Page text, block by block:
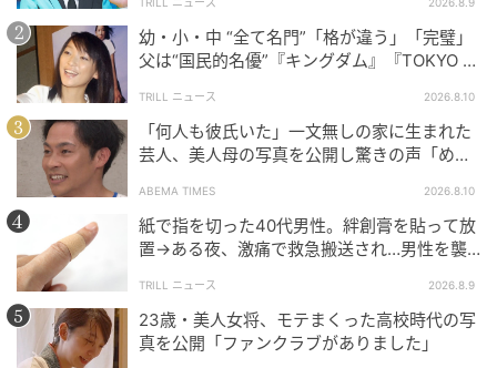
michill
今回のこだわりポイントはベルトデザイン。バックル
の形状や正面の絶妙な曲線まで作り込まれていて、
「持つだけでこなれて見える」をそのまま体現したよ
うな一品です。
幼・小・中 “全て名門”「格が違う」「完璧」
父は“国民的名優”『キングダム』『TOKYO M
TRILL ニュース 2026.8.10
「何人も彼氏いた」一文無しの家に生まれた
芸人、美人母の写真を公開し驚きの声「めち
ABEMA TIMES 2026.8.10
紙で指を切った40代男性。絆創膏を貼って放
置→ある夜、激痛で救急搬送され…男性を襲
TRILL ニュース 2026.8.9
23歳・美人女将、モテまくった高校時代の写
真を公開「ファンクラブがありました」